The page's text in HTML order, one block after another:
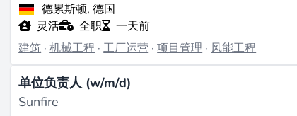
德累斯顿, 德国
灵活
全职
一天前
建筑 ·机械工程 ·工厂运营 ·项目管理 · 风能工程
单位负责人 (w/m/d)
Sunfire